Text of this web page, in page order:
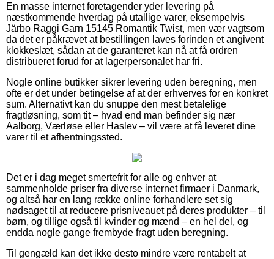
En masse internet foretagender yder levering på
næstkommende hverdag på utallige varer, eksempelvis
Järbo Raggi Garn 15145 Romantik Twist, men vær vagtsom
da det er påkrævet at bestillingen laves forinden et angivent
klokkeslæt, sådan at de garanteret kan nå at få ordren
distribueret forud for at lagerpersonalet har fri.
Nogle online butikker sikrer levering uden beregning, men
ofte er det under betingelse af at der erhverves for en konkret
sum. Alternativt kan du snuppe den mest betalelige
fragtløsning, som tit – hvad end man befinder sig nær
Aalborg, Værløse eller Haslev – vil være at få leveret dine
varer til et afhentningssted.
Det er i dag meget smertefrit for alle og enhver at
sammenholde priser fra diverse internet firmaer i Danmark,
og altså har en lang række online forhandlere set sig
nødsaget til at reducere prisniveauet på deres produkter – til
børn, og tillige også til kvinder og mænd – en hel del, og
endda nogle gange frembyde fragt uden beregning.
Til gengæld kan det ikke desto mindre være rentabelt at